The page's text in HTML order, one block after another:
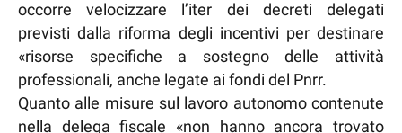
occorre velocizzare l’iter dei decreti delegati
previsti dalla riforma degli incentivi per destinare
«risorse specifiche a sostegno delle attività
professionali, anche legate ai fondi del Pnrr.
Quanto alle misure sul lavoro autonomo contenute
nella delega fiscale «non hanno ancora trovato